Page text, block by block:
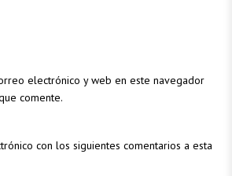
electrónico y web en este navegador
comente.
con los siguientes comentarios a esta